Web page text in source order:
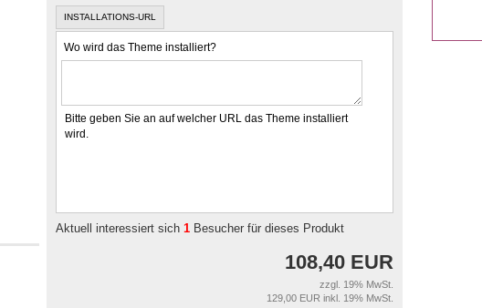
INSTALLATIONS-URL
Wo wird das Theme installiert?
Bitte geben Sie an auf welcher URL das Theme installiert
wird.
Aktuell interessiert sich 1 Besucher für dieses Produkt
108,40 EUR
zzgl. 19% MwSt.
129,00 EUR inkl. 19% MwSt.